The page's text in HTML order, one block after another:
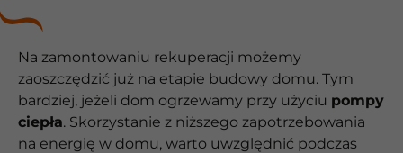
Na zamontowaniu rekuperacji możemy
zaoszczędzić już na etapie budowy domu. Tym
bardziej, jeżeli dom ogrzewamy przy użyciu pompy
ciepła. Skorzystanie z niższego zapotrzebowania
na energię w domu, warto uwzględnić podczas